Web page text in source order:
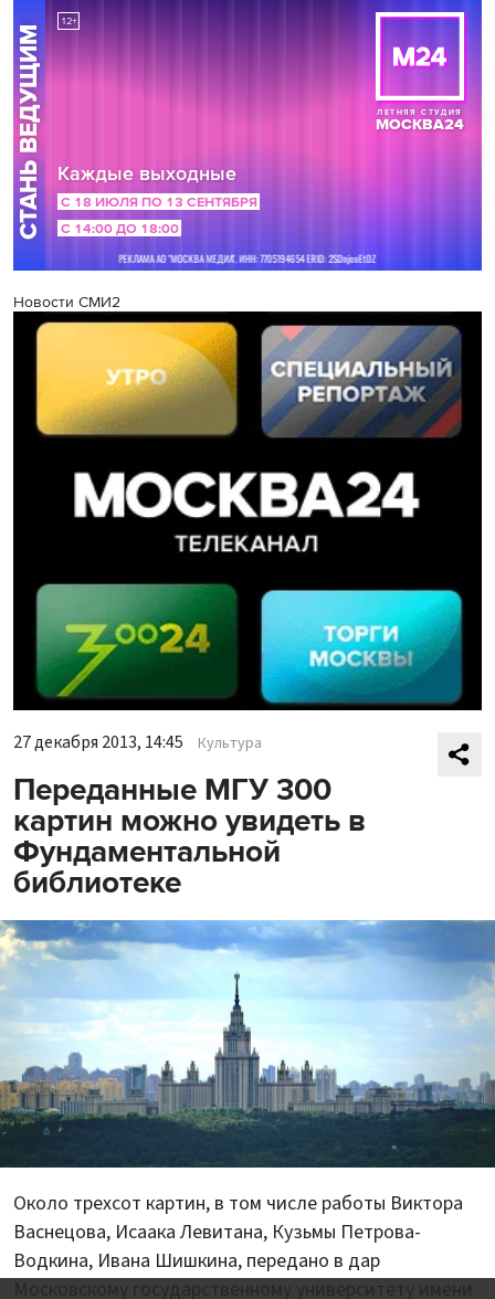
Новости СМИ2
27 декабря 2013, 14:45 Культура
Переданные МГУ 300
картин можно увидеть в
Фундаментальной
библиотеке
Около трехсот картин, в том числе работы Виктора
Васнецова, Исаака Левитана, Кузьмы Петрова-
Водкина, Ивана Шишкина, передано в дар